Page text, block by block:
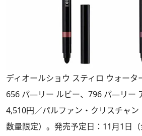
ディオールショウ スティロ ウォータ
656 パ―リー ルビー、796 パ―リー
4,510円／パルファン・クリスチャ
数量限定）。発売予定日：11月1日